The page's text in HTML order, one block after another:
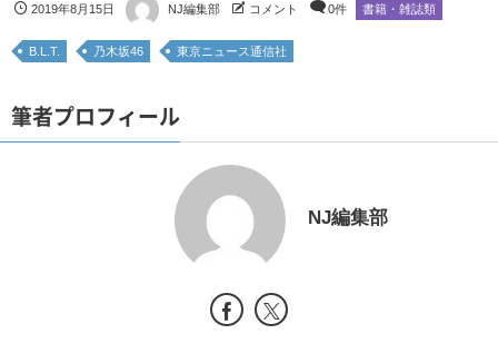
2019年8月15日 NJ編集部 コメント 0件 書籍・雑誌類
B.L.T. 乃木坂46 東京ニュース通信社
筆者プロフィール
NJ編集部